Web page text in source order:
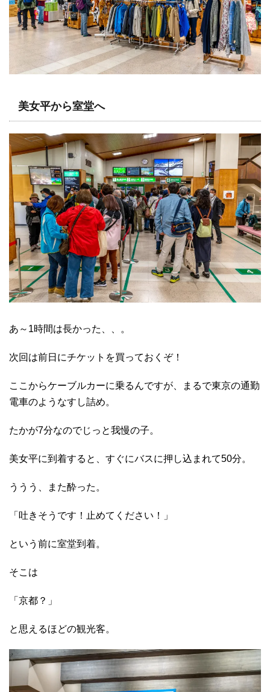
美女平から室堂へ
あ～1時間は長かった、、。
次回は前日にチケットを買っておくぞ！
ここからケーブルカーに乗るんですが、まるで東京の通勤
電車のようなすし詰め。
たかが7分なのでじっと我慢の子。
美女平に到着すると、すぐにバスに押し込まれて50分。
ううう、また酔った。
「吐きそうです！止めてください！」
という前に室堂到着。
そこは
「京都？」
と思えるほどの観光客。